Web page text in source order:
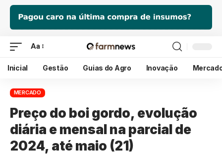
Aa
Inicial Gestão Guias do Agro Inovação
MERCADO
Preço do boi gordo, evolução
diária e mensal na parcial de
2024, até maio (21)